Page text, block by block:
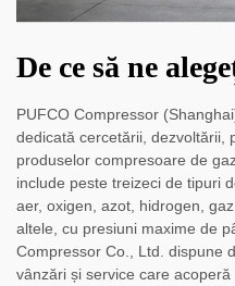
De ce să ne
PUFCO Compressor
dedicată cercetării, dezvoltării,
produselor compresoare de
include peste treizeci de tipuri
aer, oxigen, azot, hidrogen,
altele, cu presiuni maxime de
Compressor Co., Ltd. dispune
vânzări și service care